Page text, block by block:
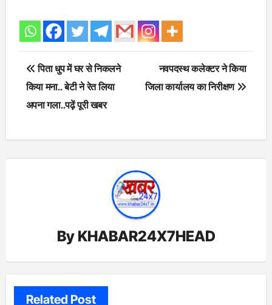
Post
navigation
पिता धुप में घर से निकलने
किया मना.. बेटी ने रेत लिया
अपना गला..पढ़ें पूरी खबर
नवपदस्थ कलेक्टर ने किया
जिला कार्यालय का निरीक्षण
By KHABAR24X7HEAD
Related Post